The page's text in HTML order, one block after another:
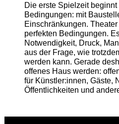
Die erste Spielzeit
Bedingungen: mit
Einschränkungen.
perfekten Bedingungen.
Notwendigkeit, Druck,
aus der Frage, wie
werden kann. Gerade
offenes Haus werden:
für Künstler:innen, Gäste,
Öffentlichkeiten und